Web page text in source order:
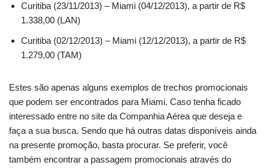
Curitiba (23/11/2013) – Miami (04/12/2013), a partir de R$
1.338,00 (LAN)
Curitiba (02/12/2013) – Miami (12/12/2013), a partir de R$
1.279,00 (TAM)
Estes são apenas alguns exemplos de trechos promocionais
que podem ser encontrados para Miami. Caso tenha ficado
interessado entre no site da Companhia Aérea que deseja e
faça a sua busca. Sendo que há outras datas disponíveis ainda
na presente promoção, basta procurar. Se preferir, você
também encontrar a passagem promocionais através do